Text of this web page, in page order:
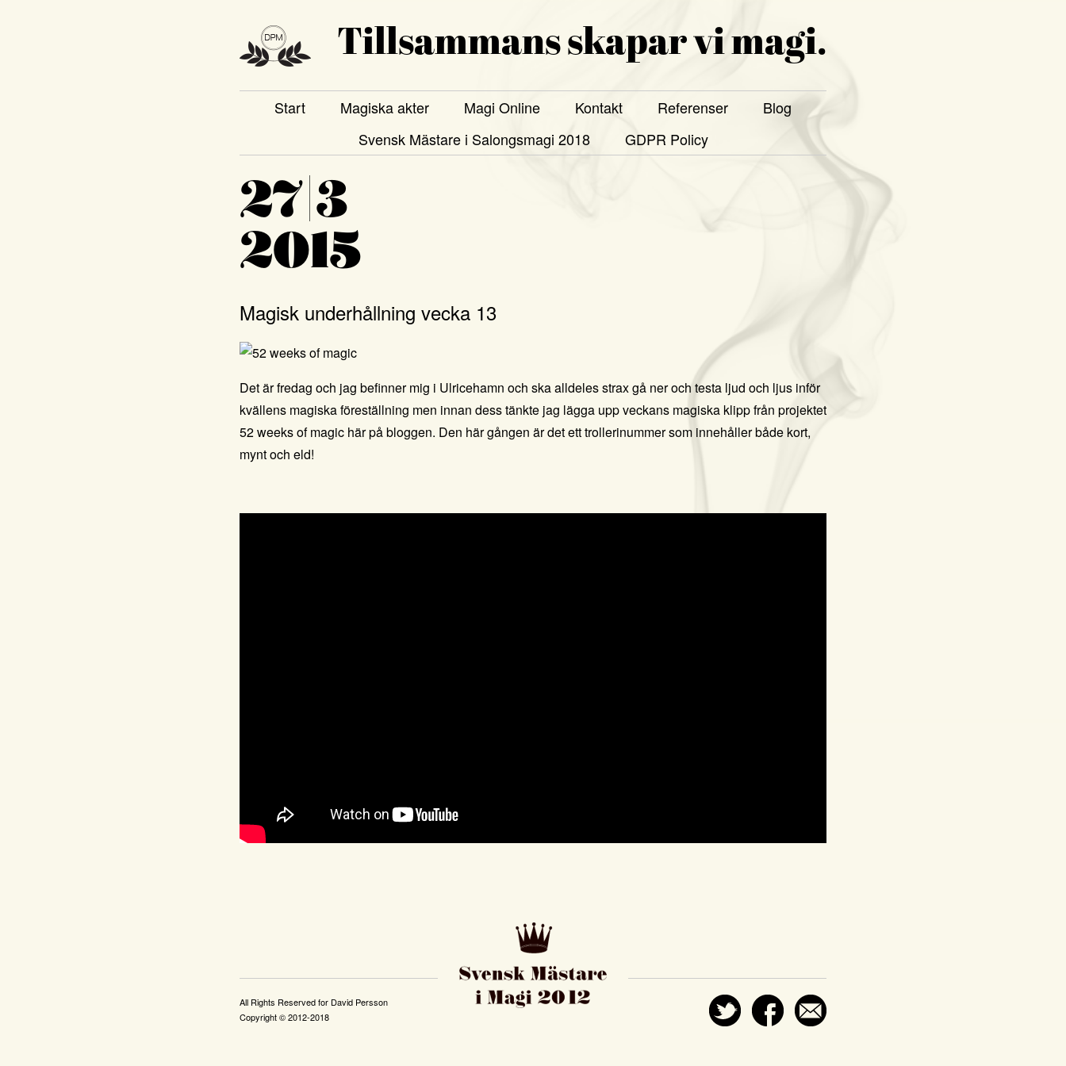
Tillsammans skapar vi magi.
Start Magiska akter Magi Online Kontakt Referenser
Blog
Svensk Mästare i Salongsmagi 2018
GDPR Policy
27|3
2015
Magisk underhållning vecka 13
Det är fredag och jag befinner mig i Ulricehamn och ska alldeles strax gå ner och testa ljud och ljus inför
kvällens magiska föreställning men innan dess tänkte jag lägga upp veckans magiska klipp från projektet
52 weeks of magic här på bloggen. Den här gången är det ett trollerinummer som innehåller både kort,
mynt och eld!
All Rights Reserved for David Persson
Copyright © 2012-2018